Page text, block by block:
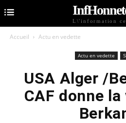
L\'information
Accueil Actu en vedette
Actu en vedette
USA Alger /
CAF donne